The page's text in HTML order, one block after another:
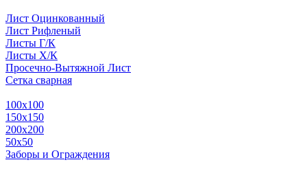
Лист Оцинкованный
Лист Рифленый
Листы Г/К
Листы Х/К
Просечно-Вытяжной Лист
Сетка сварная
100х100
150х150
200х200
50х50
Заборы и Ограждения